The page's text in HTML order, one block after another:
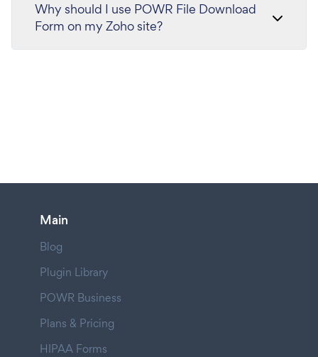
Why should I use POWR File Download
Form on my Zoho site?
Main
Blog
Plugin Library
POWR Business
Plans & Pricing
HIPAA Forms